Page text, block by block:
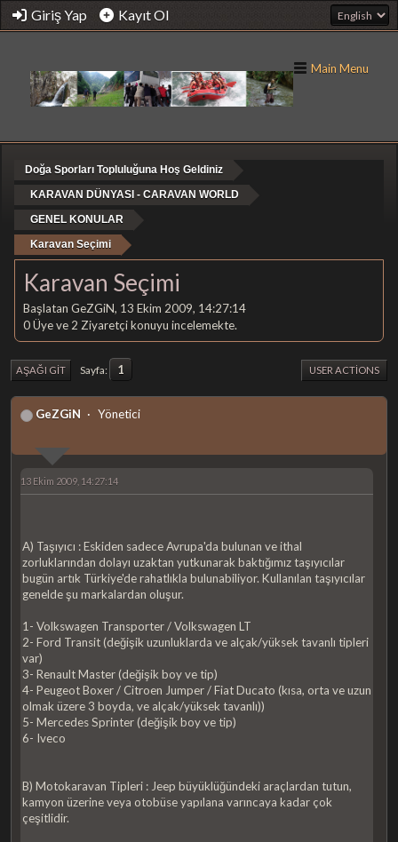
Giriş Yap Kayıt Ol
Main Menu
Doğa Sporları Topluluğuna Hoş Geldiniz
KARAVAN DÜNYASI - CARAVAN WORLD
GENEL KONULAR
Karavan Seçimi
Karavan Seçimi
Başlatan GeZGiN, 13 Ekim 2009, 14:27:14
0 Üye ve 2 Ziyaretçi konuyu incelemekte.
AŞAĞI GIT Sayfa 1 USER ACTIONS
GeZGiN Yönetici
13 Ekim 2009, 14:27:14
A) Taşıyıcı : Eskiden sadece Avrupa'da bulunan ve ithal
zorluklarından dolayı uzaktan yutkunarak baktığımız taşıyıcılar
bugün artık Türkiye'de rahatlıkla bulunabiliyor. Kullanılan taşıyıcılar
genelde şu markalardan oluşur.
1- Volkswagen Transporter / Volkswagen LT
2- Ford Transit (değişik uzunluklarda ve alçak/yüksek tavanlı tipleri
var)
3- Renault Master (değişik boy ve tip)
4- Peugeot Boxer / Citroen Jumper / Fiat Ducato (kısa, orta ve uzun
olmak üzere 3 boyda, ve alçak/yüksek tavanlı))
5- Mercedes Sprinter (değişik boy ve tip)
6- Iveco
B) Motokaravan Tipleri : Jeep büyüklüğündeki araçlardan tutun,
kamyon üzerine veya otobüse yapılana varıncaya kadar çok
çeşitlidir.